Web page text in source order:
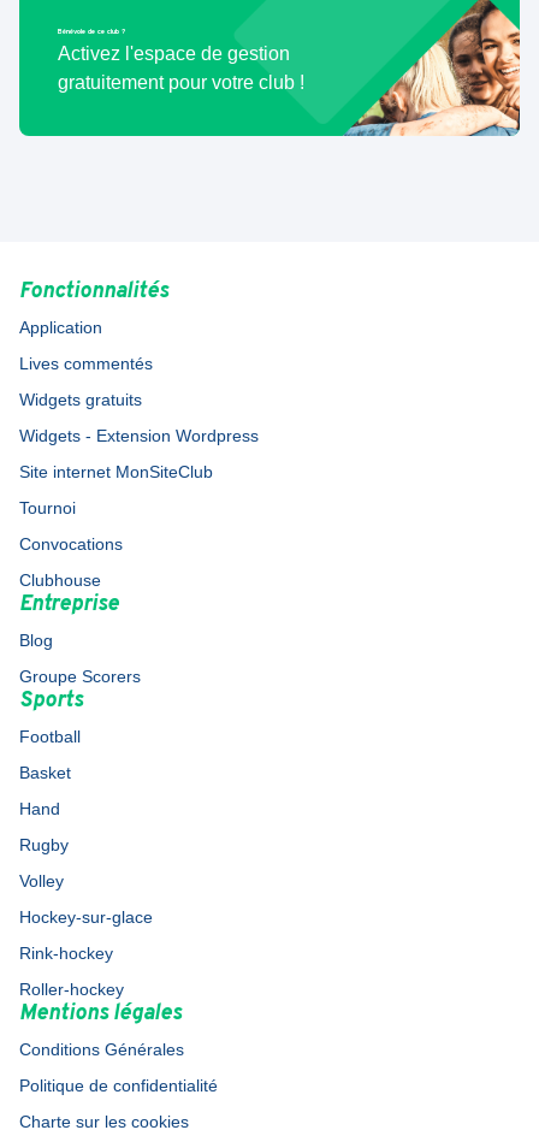
Bénévole de ce club ?
Activez l'espace de gestion
gratuitement pour votre club !
Fonctionnalités
Application
Lives commentés
Widgets gratuits
Widgets - Extension Wordpress
Site internet MonSiteClub
Tournoi
Convocations
Clubhouse
Entreprise
Blog
Groupe Scorers
Sports
Football
Basket
Hand
Rugby
Volley
Hockey-sur-glace
Rink-hockey
Roller-hockey
Mentions légales
Conditions Générales
Politique de confidentialité
Charte sur les cookies